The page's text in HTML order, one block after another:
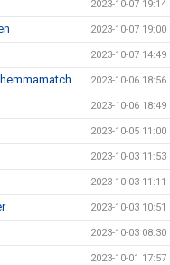
2023-10-07 19:14
2023-10-07 19:00
2023-10-07 14:49
2023-10-06 18:56
2023-10-06 18:49
2023-10-05 11:00
2023-10-03 11:53
2023-10-03 11:11
2023-10-03 10:51
2023-10-03 08:30
2023-10-01 17:57